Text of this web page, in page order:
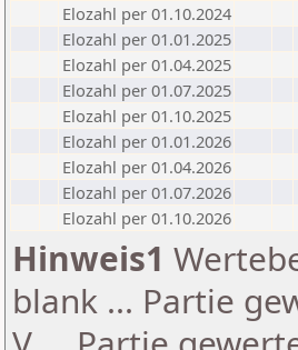
Elozahl per 01.10.2024
Elozahl per 01.01.2025
Elozahl per 01.04.2025
Elozahl per 01.07.2025
Elozahl per 01.10.2025
Elozahl per 01.01.2026
Elozahl per 01.04.2026
Elozahl per 01.07.2026
Elozahl per 01.10.2026
Hinweis1
blank ... Partie